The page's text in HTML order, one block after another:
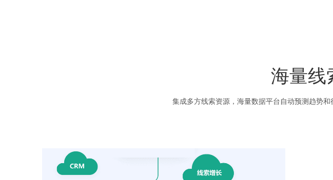
海量线
集成多方线索资源，海量数据平台自动预测趋势